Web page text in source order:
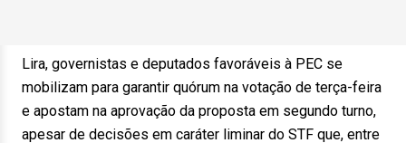
Lira, governistas e deputados favoráveis à PEC se
mobilizam para garantir quórum na votação de terça-feira
e apostam na aprovação da proposta em segundo turno,
apesar de decisões em caráter liminar do STF que, entre